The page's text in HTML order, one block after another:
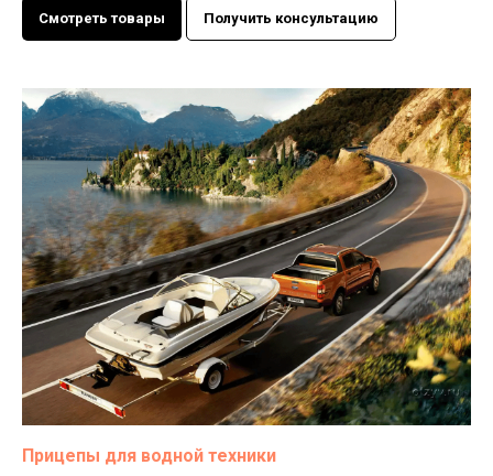
Смотреть товары Получить консультацию
Прицепы для водной техники